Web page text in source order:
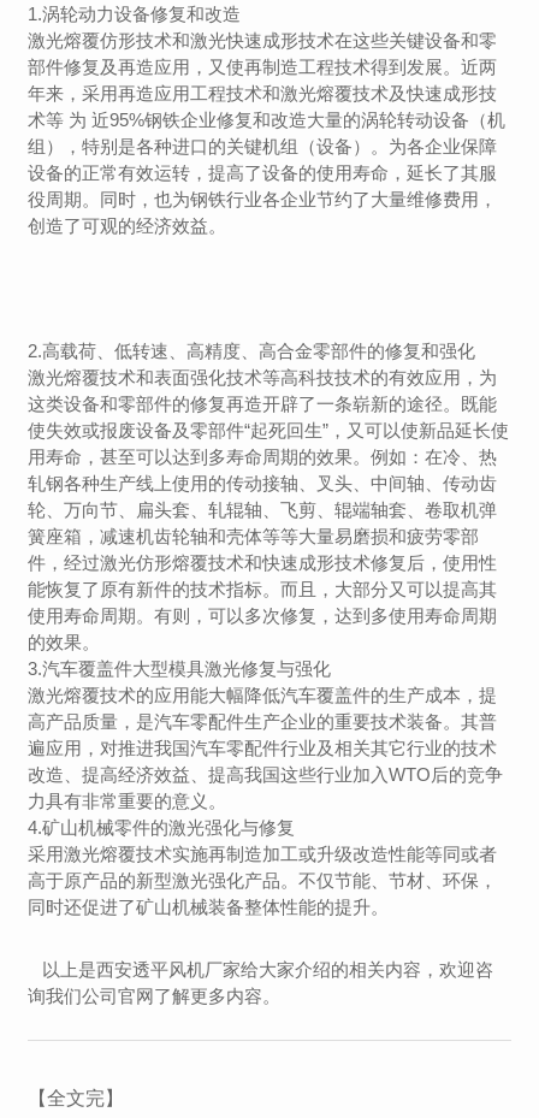
1.涡轮动力设备修复和改造
激光熔覆仿形技术和激光快速成形技术在这些关键设备和零
部件修复及再造应用，又使再制造工程技术得到发展。近两
年来，采用再造应用工程技术和激光熔覆技术及快速成形技
术等 为 近95%钢铁企业修复和改造大量的涡轮转动设备（机
组），特别是各种进口的关键机组（设备）。为各企业保障
设备的正常有效运转，提高了设备的使用寿命，延长了其服
役周期。同时，也为钢铁行业各企业节约了大量维修费用，
创造了可观的经济效益。
2.高载荷、低转速、高精度、高合金零部件的修复和强化
激光熔覆技术和表面强化技术等高科技技术的有效应用，为
这类设备和零部件的修复再造开辟了一条崭新的途径。既能
使失效或报废设备及零部件“起死回生”，又可以使新品延长使
用寿命，甚至可以达到多寿命周期的效果。例如：在冷、热
轧钢各种生产线上使用的传动接轴、叉头、中间轴、传动齿
轮、万向节、扁头套、轧辊轴、飞剪、辊端轴套、卷取机弹
簧座箱，减速机齿轮轴和壳体等等大量易磨损和疲劳零部
件，经过激光仿形熔覆技术和快速成形技术修复后，使用性
能恢复了原有新件的技术指标。而且，大部分又可以提高其
使用寿命周期。有则，可以多次修复，达到多使用寿命周期
的效果。
3.汽车覆盖件大型模具激光修复与强化
激光熔覆技术的应用能大幅降低汽车覆盖件的生产成本，提
高产品质量，是汽车零配件生产企业的重要技术装备。其普
遍应用，对推进我国汽车零配件行业及相关其它行业的技术
改造、提高经济效益、提高我国这些行业加入WTO后的竞争
力具有非常重要的意义。
4.矿山机械零件的激光强化与修复
采用激光熔覆技术实施再制造加工或升级改造性能等同或者
高于原产品的新型激光强化产品。不仅节能、节材、环保，
同时还促进了矿山机械装备整体性能的提升。
以上是西安透平风机厂家给大家介绍的相关内容，欢迎咨
询我们公司官网了解更多内容。
【全文完】